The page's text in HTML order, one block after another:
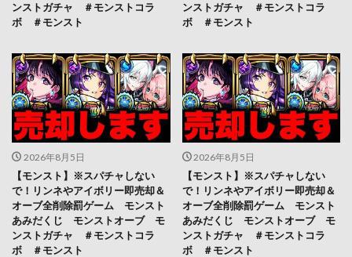
ンストガチャ ＃モンストコラ
ボ ＃モンスト
ンストガチャ ＃モンストコラ
ボ ＃モンスト
2026年8月5日
【モンスト】※スパチャしない
で！リンネやアイボリー即売却＆
オーブ全削除罰ゲーム モンスト
あみだくじ モンストオーブ モ
ンストガチャ ＃モンストコラ
ボ ＃モンスト
2026年8月5日
【モンスト】※スパチャしない
で！リンネやアイボリー即売却＆
オーブ全削除罰ゲーム モンスト
あみだくじ モンストオーブ モ
ンストガチャ ＃モンストコラ
ボ ＃モンスト